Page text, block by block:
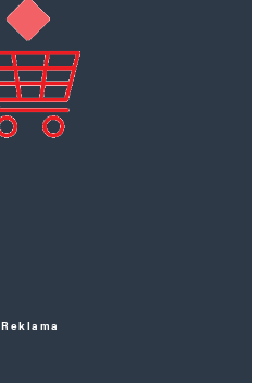
Reklama